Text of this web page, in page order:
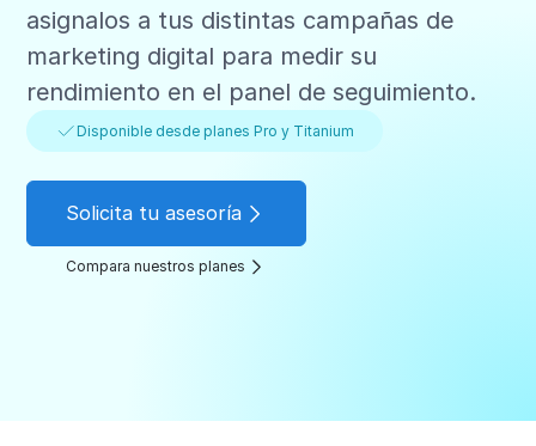
asignalos a tus distintas campañas de
marketing digital para medir su
rendimiento en el panel de seguimiento.
Disponible desde planes Pro y Titanium
Solicita tu asesoría
Compara nuestros planes